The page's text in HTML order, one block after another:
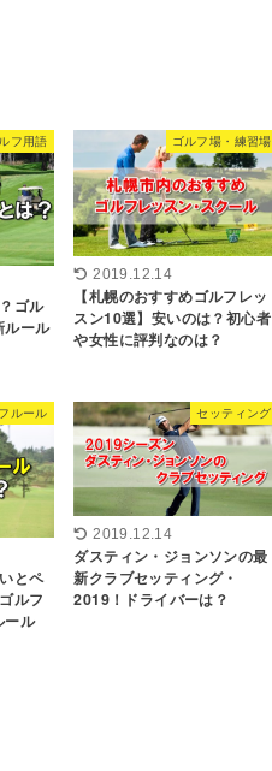
フ用語
ゴル
ルール
ゴルフ場・練習場
2019.12.14
【札幌のおすすめゴルフレッ
スン10選】安いのは？初心者
や女性に評判なのは？
ルール
とペ
ルフ
ール
セッティング
2019.12.14
ダスティン・ジョンソンの最
新クラブセッティング・
2019！ドライバーは？